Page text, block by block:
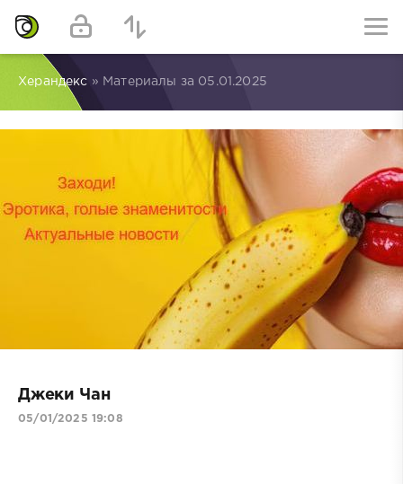
Херандекс » Материалы за 05.01.2025
Джеки Чан
05/01/2025 19:08